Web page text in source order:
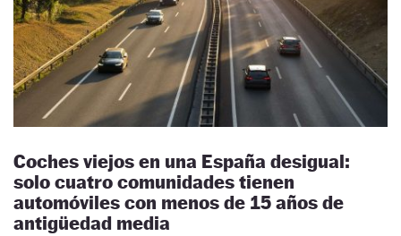
Coches viejos en una España desigual:
solo cuatro comunidades tienen
automóviles con menos de 15 años de
antigüedad media